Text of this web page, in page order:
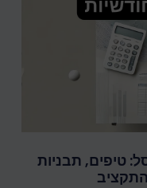
טיפים, תבניות